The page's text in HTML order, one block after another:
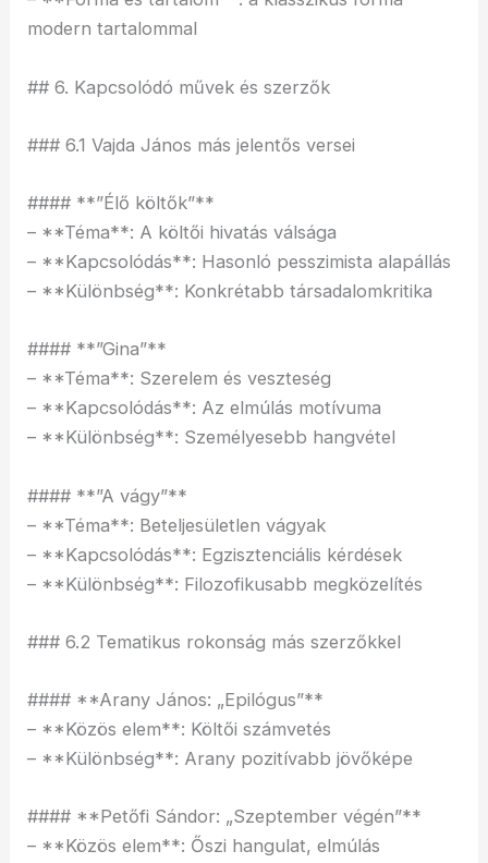
modern tartalommal
## 6. Kapcsolódó művek és szerzők
### 6.1 Vajda János más jelentős versei
#### **”Élő költők”**
– **Téma**: A költői hivatás válsága
– **Kapcsolódás**: Hasonló pesszimista alapállás
– **Különbség**: Konkrétabb társadalomkritika
#### **”Gina”**
– **Téma**: Szerelem és veszteség
– **Kapcsolódás**: Az elmúlás motívuma
– **Különbség**: Személyesebb hangvétel
#### **”A vágy”**
– **Téma**: Beteljesületlen vágyak
– **Kapcsolódás**: Egzisztenciális kérdések
– **Különbség**: Filozofikusabb megközelítés
### 6.2 Tematikus rokonság más szerzőkkel
#### **Arany János: „Epilógus”**
– **Közös elem**: Költői számvetés
– **Különbség**: Arany pozitívabb jövőképe
#### **Petőfi Sándor: „Szeptember végén”**
– **Közös elem**: Őszi hangulat, elmúlás